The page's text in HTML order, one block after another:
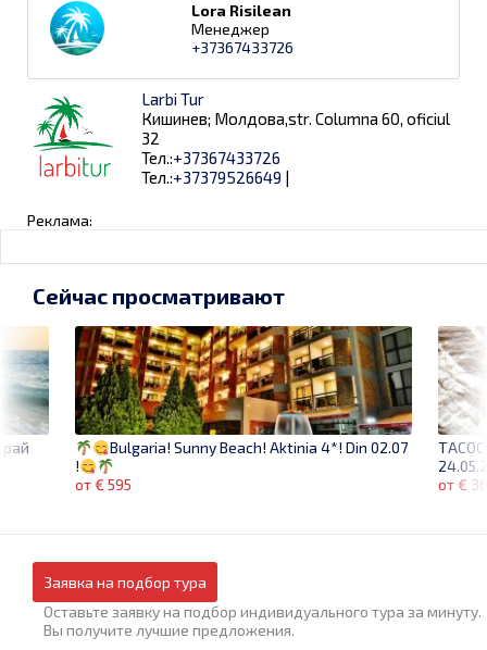
Lora Risilean
Менеджер
+37367433726
Larbi Tur
Кишинев; Молдова,str. Columna 60, oficiul
32
Тел.:+37367433726
Тел.:+37379526649 |
Реклама:
от €
Сейчас просматривают
Bulgaria! Sunny Beach! Aktinia 4*! Din 02.07
!
от € 595
Заявка на подбор тура
Оставьте заявку на подбор индивидуального тура за минуту.
Вы получите лучшие предложения.